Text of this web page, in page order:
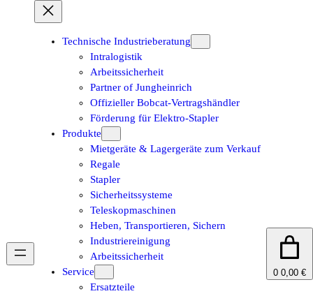
Technische Industrieberatung
Intralogistik
Arbeitssicherheit
Partner of Jungheinrich
Offizieller Bobcat-Vertragshändler
Förderung für Elektro-Stapler
Produkte
Mietgeräte & Lagergeräte zum Verkauf
Regale
Stapler
Sicherheitssysteme
Teleskopmaschinen
Heben, Transportieren, Sichern
Industriereinigung
Arbeitssicherheit
Service
Ersatzteile
0 0,00 €